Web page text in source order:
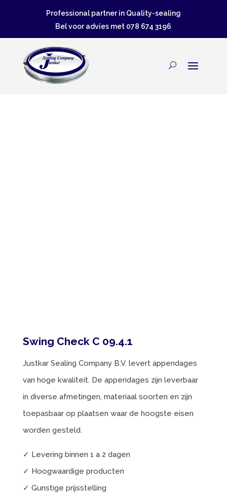
Professional partner in Quality-sealing
Bel voor advies met 078 674 3196
Swing Check C 09.4.1
Justkar Sealing Company B.V. levert appendages
van hoge kwaliteit. De appendages zijn leverbaar
in diverse afmetingen, materiaal soorten en zijn
toepasbaar op plaatsen waar de hoogste eisen
worden gesteld.
✓ Levering binnen 1 a 2 dagen
✓ Hoogwaardige producten
✓ Gunstige prijsstelling